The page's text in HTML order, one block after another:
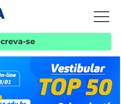
se